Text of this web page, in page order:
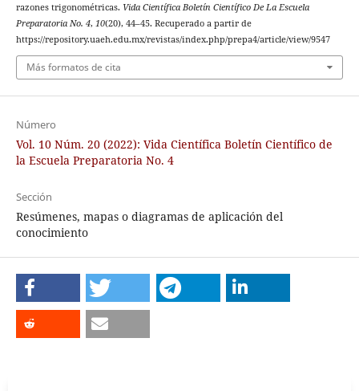
razones trigonométricas. Vida Científica Boletín Científico De La Escuela
Preparatoria No. 4, 10(20), 44–45. Recuperado a partir de
https://repository.uaeh.edu.mx/revistas/index.php/prepa4/article/view/9547
Más formatos de cita
Número
Vol. 10 Núm. 20 (2022): Vida Científica Boletín Científico de
la Escuela Preparatoria No. 4
Sección
Resúmenes, mapas o diagramas de aplicación del
conocimiento